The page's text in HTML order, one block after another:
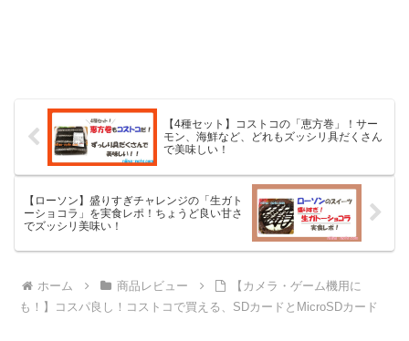
【4種セット】コストコの「恵方巻」！サー
モン、海鮮など、どれもズッシリ具だくさん
で美味しい！
【ローソン】盛りすぎチャレンジの「生ガト
ーショコラ」を実食レポ！ちょうど良い甘さ
でズッシリ美味い！
ホーム 商品レビュー
【カメラ・ゲーム機用に
も！】コスパ良し！コストコで買える、SDカードとMicroSDカード